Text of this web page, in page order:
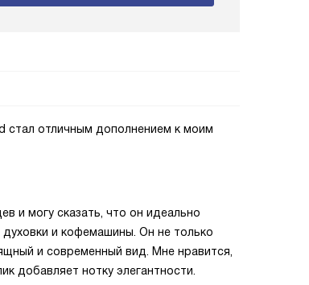
стал отличным дополнением к моим
и могу сказать, что он идеально
и кофемашины. Он не только
и современный вид. Мне нравится,
добавляет нотку элегантности.